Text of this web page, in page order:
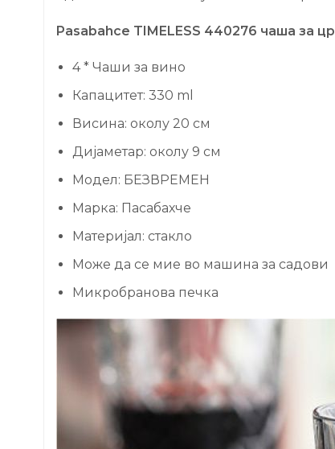
Pasabahce TIMELESS 440276 чаша за
4 * Чаши за вино
Капацитет: 330 ml
Висина: околу 20 см
Дијаметар: околу 9 см
Модел: БЕЗВРЕМЕН
Марка: Пасабахче
Материјал: стакло
Може да се мие во машина за садови
Микробранова печка